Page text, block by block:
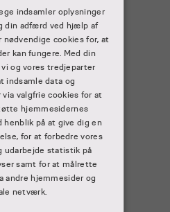
DANISH
indsamler oplysninger
din adfærd ved hjælp af
nødvendige cookies for, at
kan fungere. Med din
og vores tredjeparter
indsamle data og
valgfrie cookies for at
hjemmesidernes
på at give dig en
for at forbedre vores
udarbejde statistik på
samt for at målrette
andre hjemmesider og
netværk.